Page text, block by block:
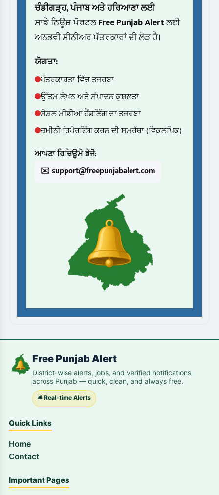
ਚੰਡੀਗੜ੍ਹ, ਪੰਜਾਬ ਅਤੇ ਹਰਿਆਣਾ ਲਈ
ਸਾਡੇ ਨਿਊਜ਼ ਪੋਰਟਲFree Punjab Alertਲਈ
ਅਨੁਭਵੀ ਸੀਨੀਅਰ ਪੱਤਰਕਾਰਾਂ ਦੀ ਲੋੜ ਹੈ।
ਯੋਗਤਾ:
ਪੱਤਰਕਾਰਤਾ ਵਿੱਚ ਤਜਰਬਾ
ਉੱਤਮ ਲੇਖਨ ਅਤੇ ਸੰਪਾਦਨ ਕੁਸ਼ਲਤਾ
ਸੋਸ਼ਲ ਮੀਡੀਆ ਹੈਂਡਲਿੰਗ ਦਾ ਤਜਰਬਾ
ਜ਼ਮੀਨੀ ਰਿਪੋਰਟਿੰਗ ਕਰਨ ਦੀ ਸਮਰੱਥਾ (ਵਿਕਲਪਿਕ)
ਆਪਣਾ ਰਿਜ਼ਿਊਮੇ ਭੇਜੋ:
✉️ support@freepunjabalert.com
Free Punjab Alert
District-wise alerts, jobs, and verified notifications
across Punjab — quick, clean, and always free.
🛎️ Real-time Alerts
Quick Links
Home
Contact
Important Pages